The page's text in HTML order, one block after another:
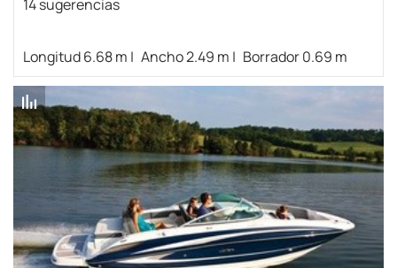
14 sugerencias
Longitud 6.68 m Ancho 2.49 m Borrador 0.69 m